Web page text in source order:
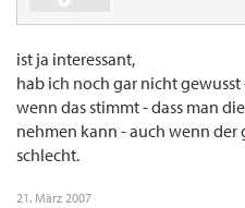
ist ja interessant,
hab ich noch gar nicht gewusst
wenn das stimmt - dass man
nehmen kann - auch wenn
schlecht.
21. März 2007